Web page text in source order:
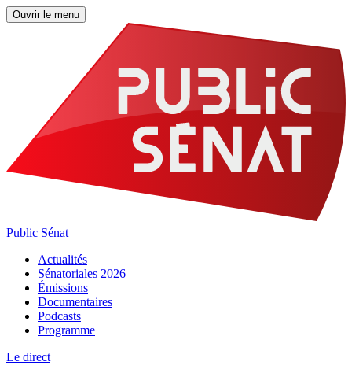
Ouvrir le menu
Public Sénat
Actualités
Sénatoriales 2026
Émissions
Documentaires
Podcasts
Programme
Le direct